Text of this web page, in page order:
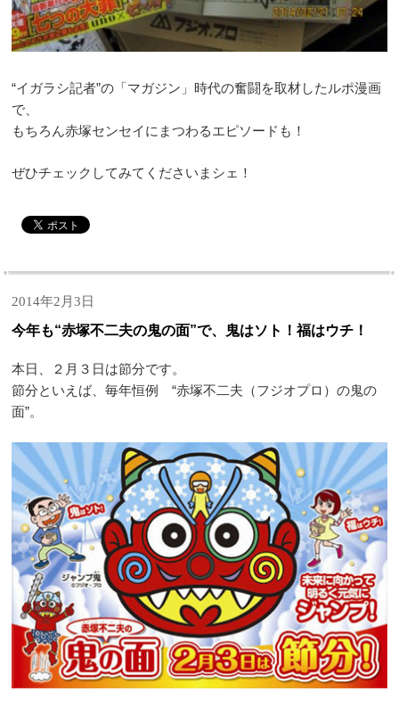
“イガラシ記者”の「マガジン」時代の奮闘を取材したルポ漫画
で、
もちろん赤塚センセイにまつわるエピソードも！
ぜひチェックしてみてくださいまシェ！
2014年2月3日
今年も“赤塚不二夫の鬼の面”で、鬼はソト！福はウチ！
本日、２月３日は節分です。
節分といえば、毎年恒例 “赤塚不二夫（フジオプロ）の鬼の
面”。